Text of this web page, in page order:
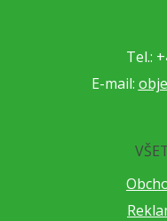
Tel.: +
E-mail: